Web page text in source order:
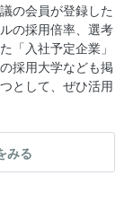
の会員が登録した
の採用倍率、選考
「入社予定企業」
採用大学なども掲
として、ぜひ活用
みる